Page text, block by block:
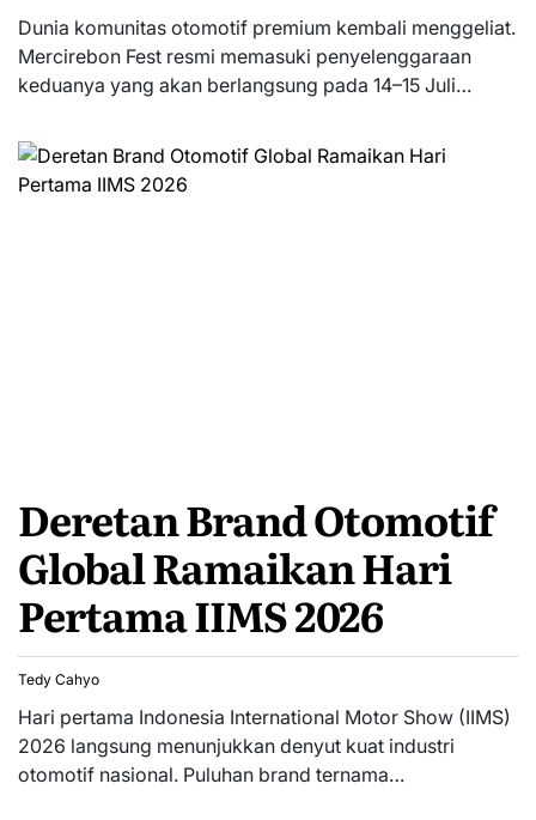
Dunia komunitas otomotif premium kembali menggeliat.
Mercirebon Fest resmi memasuki penyelenggaraan
keduanya yang akan berlangsung pada 14–15 Juli…
Deretan Brand Otomotif
Global Ramaikan Hari
Pertama IIMS 2026
Tedy Cahyo
Hari pertama Indonesia International Motor Show (IIMS)
2026 langsung menunjukkan denyut kuat industri
otomotif nasional. Puluhan brand ternama…